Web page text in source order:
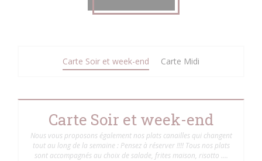
Carte Soir et week-end Carte Midi
Carte Soir et week-end
Nous vous proposons également nos plats canailles qui changent
tout au long de la semaine : Pensez à réserver !!!! Tous nos plats
sont accompagnés au choix de salade, frites maison, risotto ….